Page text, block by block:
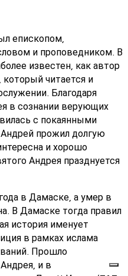
епископом,
и проповедником. В
известен, как автор
который читается и
Благодаря
в сознании верующих
с покаянными
прожил долгую
и хорошо
Андрея празднуется
в Дамаске, а умер в
В Дамаске тогда правил
история именует
в рамках ислама
Прошло
и в